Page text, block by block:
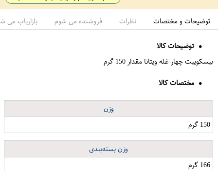
توضیحات و مختصات نظرات فروشنده می شوم بازاریاب می
توضیحات کالا
بیسکوییت چهار غله ویتانا مقدار 150 گرم
مختصات کالا
وزن
150 گرم
وزن بسته‌بندی
166 گرم